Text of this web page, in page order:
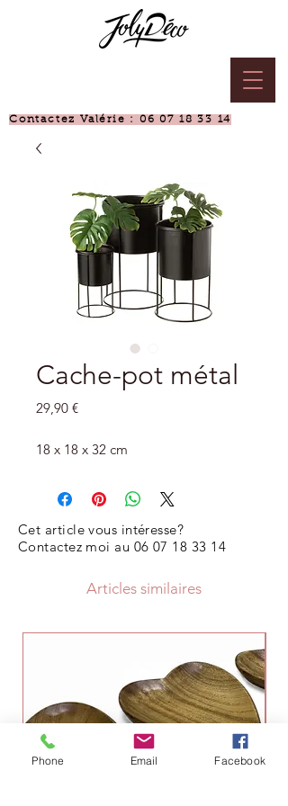
Contactez Valérie :06 07 18 33 14
Cache-pot métal
29,90 €Prix
18 x 18 x 32 cm
Cet article vous intéresse?
Contactez moi au 06 07 18 33 14
Articles similaires
Phone Email Facebook